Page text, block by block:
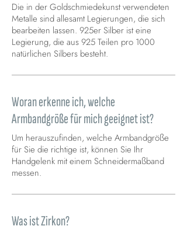
Die in der Goldschmiedekunst verwendeten
Metalle sind allesamt Legierungen, die sich
bearbeiten lassen. 925er Silber ist eine
Legierung, die aus 925 Teilen pro 1000
natürlichen Silbers besteht.
Woran erkenne ich, welche
Armbandgröße für mich geeignet ist?
Um herauszufinden, welche Armbandgröße
für Sie die richtige ist, können Sie Ihr
Handgelenk mit einem Schneidermaßband
messen.
Was ist Zirkon?